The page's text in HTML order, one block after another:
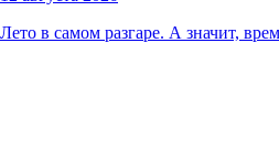
Лето в самом разгаре. А значит,